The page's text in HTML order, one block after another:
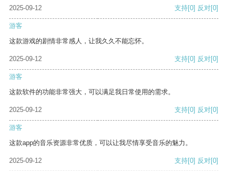
2025-09-12
支持[0] 反对[0]
游客
这款游戏的剧情非常感人，让我久久不能忘怀。
2025-09-12 支持[0] 反对[0]
游客
这款软件的功能非常强大，可以满足我日常使用的需求。
2025-09-12 支持[0] 反对[0]
游客
这款app的音乐资源非常优质，可以让我尽情享受音乐的魅力。
2025-09-12 支持[0] 反对[0]